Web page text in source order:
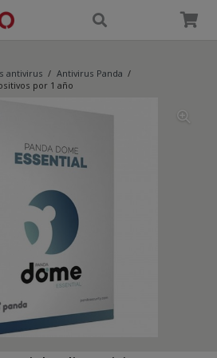
antivirus / Antivirus Panda /
por 1 año
modal-check